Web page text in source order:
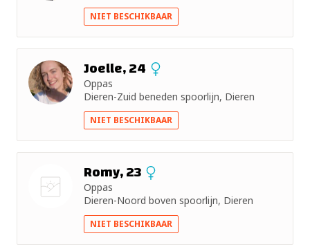
NIET BESCHIKBAAR
Joelle, 24
Oppas
Dieren-Zuid beneden spoorlijn, Dieren
NIET BESCHIKBAAR
Romy, 23
Oppas
Dieren-Noord boven spoorlijn, Dieren
NIET BESCHIKBAAR